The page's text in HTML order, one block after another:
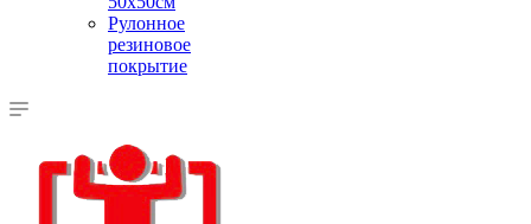
Рулонное
резиновое
покрытие